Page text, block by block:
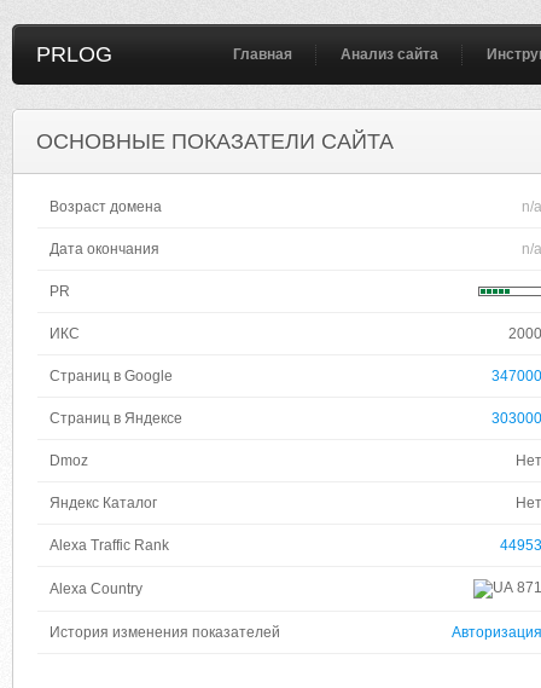
PRLOG Главная Анализ сайта
ОСНОВНЫЕ ПОКАЗАТЕЛИ САЙТА
Возраст домена n/a
Дата окончания n/a
PR
ИКС 2000
Страниц в Google 347000
Страниц в Яндексе 303000
Dmoz Нет
Яндекс Каталог Нет
Alexa Traffic Rank 44953
Alexa Country 871
История изменения показателей Авторизация